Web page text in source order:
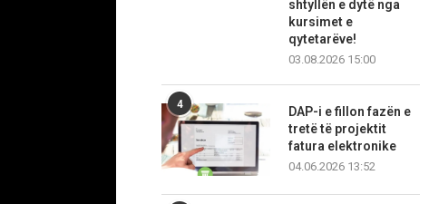
shtyllën e dytë nga
kursimet e
qytetarëve!
03.08.2026 15:00
4
DAP-i e fillon fazën e
tretë të projektit
fatura elektronike
04.06.2026 13:52